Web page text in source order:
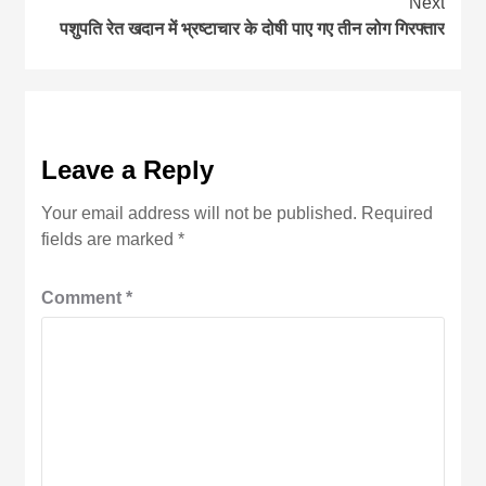
पशुपति रेत खदान में भ्रष्टाचार के दोषी पाए गए तीन लोग गिरफ्तार
Leave a Reply
Your email address will not be published. Required
fields are marked*
Comment*